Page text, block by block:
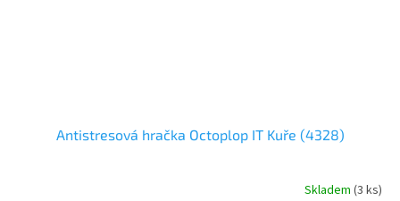
Antistresová hračka Octoplop IT Kuře (4328)
Skladem (3 ks)